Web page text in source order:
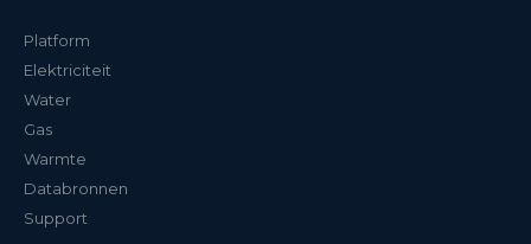
Platform
Elektriciteit
Water
Gas
Warmte
Databronnen
Support